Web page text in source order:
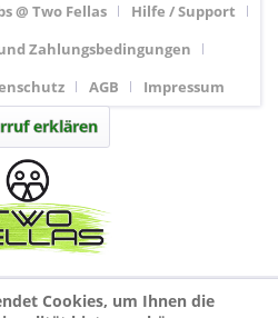
@ Two Fellas
Hilfe / Support
Zahlungsbedingungen
AGB Impressum
erklären
Cookies, um Ihnen die